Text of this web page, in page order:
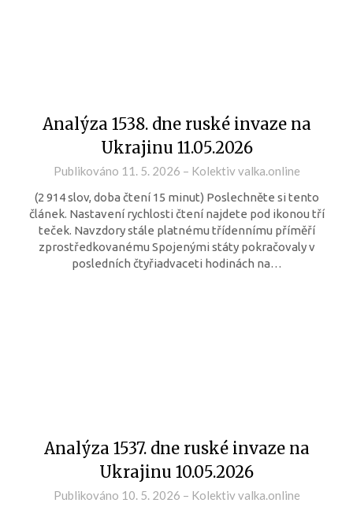
Analýza 1538. dne ruské invaze na
Ukrajinu 11.05.2026
Publikováno 11. 5. 2026 – Kolektiv valka.online
(2 914 slov, doba čtení 15 minut) Poslechněte si tento
článek. Nastavení rychlosti čtení najdete pod ikonou tří
teček. Navzdory stále platnému třídennímu příměří
zprostředkovanému Spojenými státy pokračovaly v
posledních čtyřiadvaceti hodinách na…
Analýza 1537. dne ruské invaze na
Ukrajinu 10.05.2026
Publikováno 10. 5. 2026 – Kolektiv valka.online